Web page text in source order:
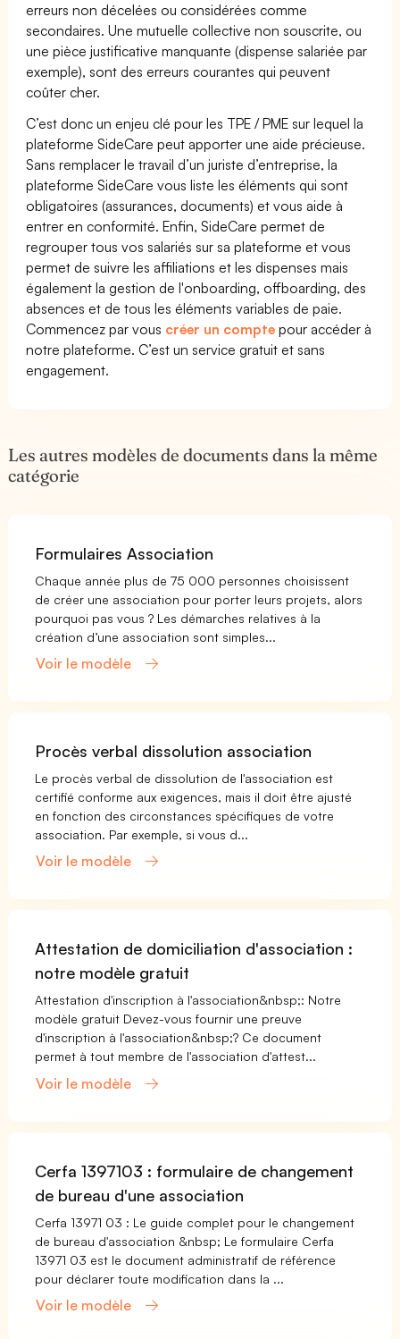
erreurs non décelées ou considérées comme
secondaires. Une mutuelle collective non souscrite, ou
une pièce justificative manquante (dispense salariée par
exemple), sont des erreurs courantes qui peuvent
coûter cher.
C’est donc un enjeu clé pour les TPE / PME sur lequel la
plateforme SideCare peut apporter une aide précieuse.
Sans remplacer le travail d’un juriste d’entreprise, la
plateforme SideCare vous liste les éléments qui sont
obligatoires (assurances, documents) et vous aide à
entrer en conformité. Enfin, SideCare permet de
regrouper tous vos salariés sur sa plateforme et vous
permet de suivre les affiliations et les dispenses mais
également la gestion de l'onboarding, offboarding, des
absences et de tous les éléments variables de paie.
Commencez par vous créer un compte pour accéder à
notre plateforme. C’est un service gratuit et sans
engagement.
Les autres modèles de documents dans la même
catégorie
Formulaires Association
Chaque année plus de 75 000 personnes choisissent
de créer une association pour porter leurs projets, alors
pourquoi pas vous ? Les démarches relatives à la
création d’une association sont simples...
Voir le modèle
Procès verbal dissolution association
Le procès verbal de dissolution de l'association est
certifié conforme aux exigences, mais il doit être ajusté
en fonction des circonstances spécifiques de votre
association. Par exemple, si vous d...
Voir le modèle
Attestation de domiciliation d'association :
notre modèle gratuit
Attestation d'inscription à l'association&nbsp;: Notre
modèle gratuit Devez-vous fournir une preuve
d'inscription à l'association&nbsp;? Ce document
permet à tout membre de l'association d'attest...
Voir le modèle
Cerfa 1397103 : formulaire de changement
de bureau d'une association
Cerfa 13971 03 : Le guide complet pour le changement
de bureau d'association &nbsp; Le formulaire Cerfa
13971 03 est le document administratif de référence
pour déclarer toute modification dans la ...
Voir le modèle